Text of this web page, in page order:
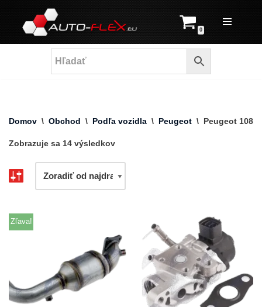
Prejsť
na
0
Domov \ Obchod \ Podľa vozidla \ Peugeot \ Peugeot 108
Zobrazuje sa 14 výsledkov
Zľava!